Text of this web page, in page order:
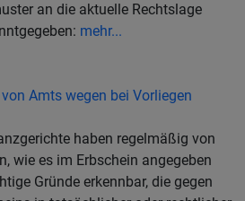
an die aktuelle Rechtslage
mehr...
Amts wegen bei Vorliegen
haben regelmäßig von
wie es im Erbschein angegeben
Gründe erkennbar, die gegen